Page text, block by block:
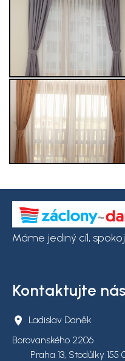
Máme jediný cíl,
Kontaktujte nás
Ladislav Daněk
Borovanského 2206
Praha 13, Stodůlky 155